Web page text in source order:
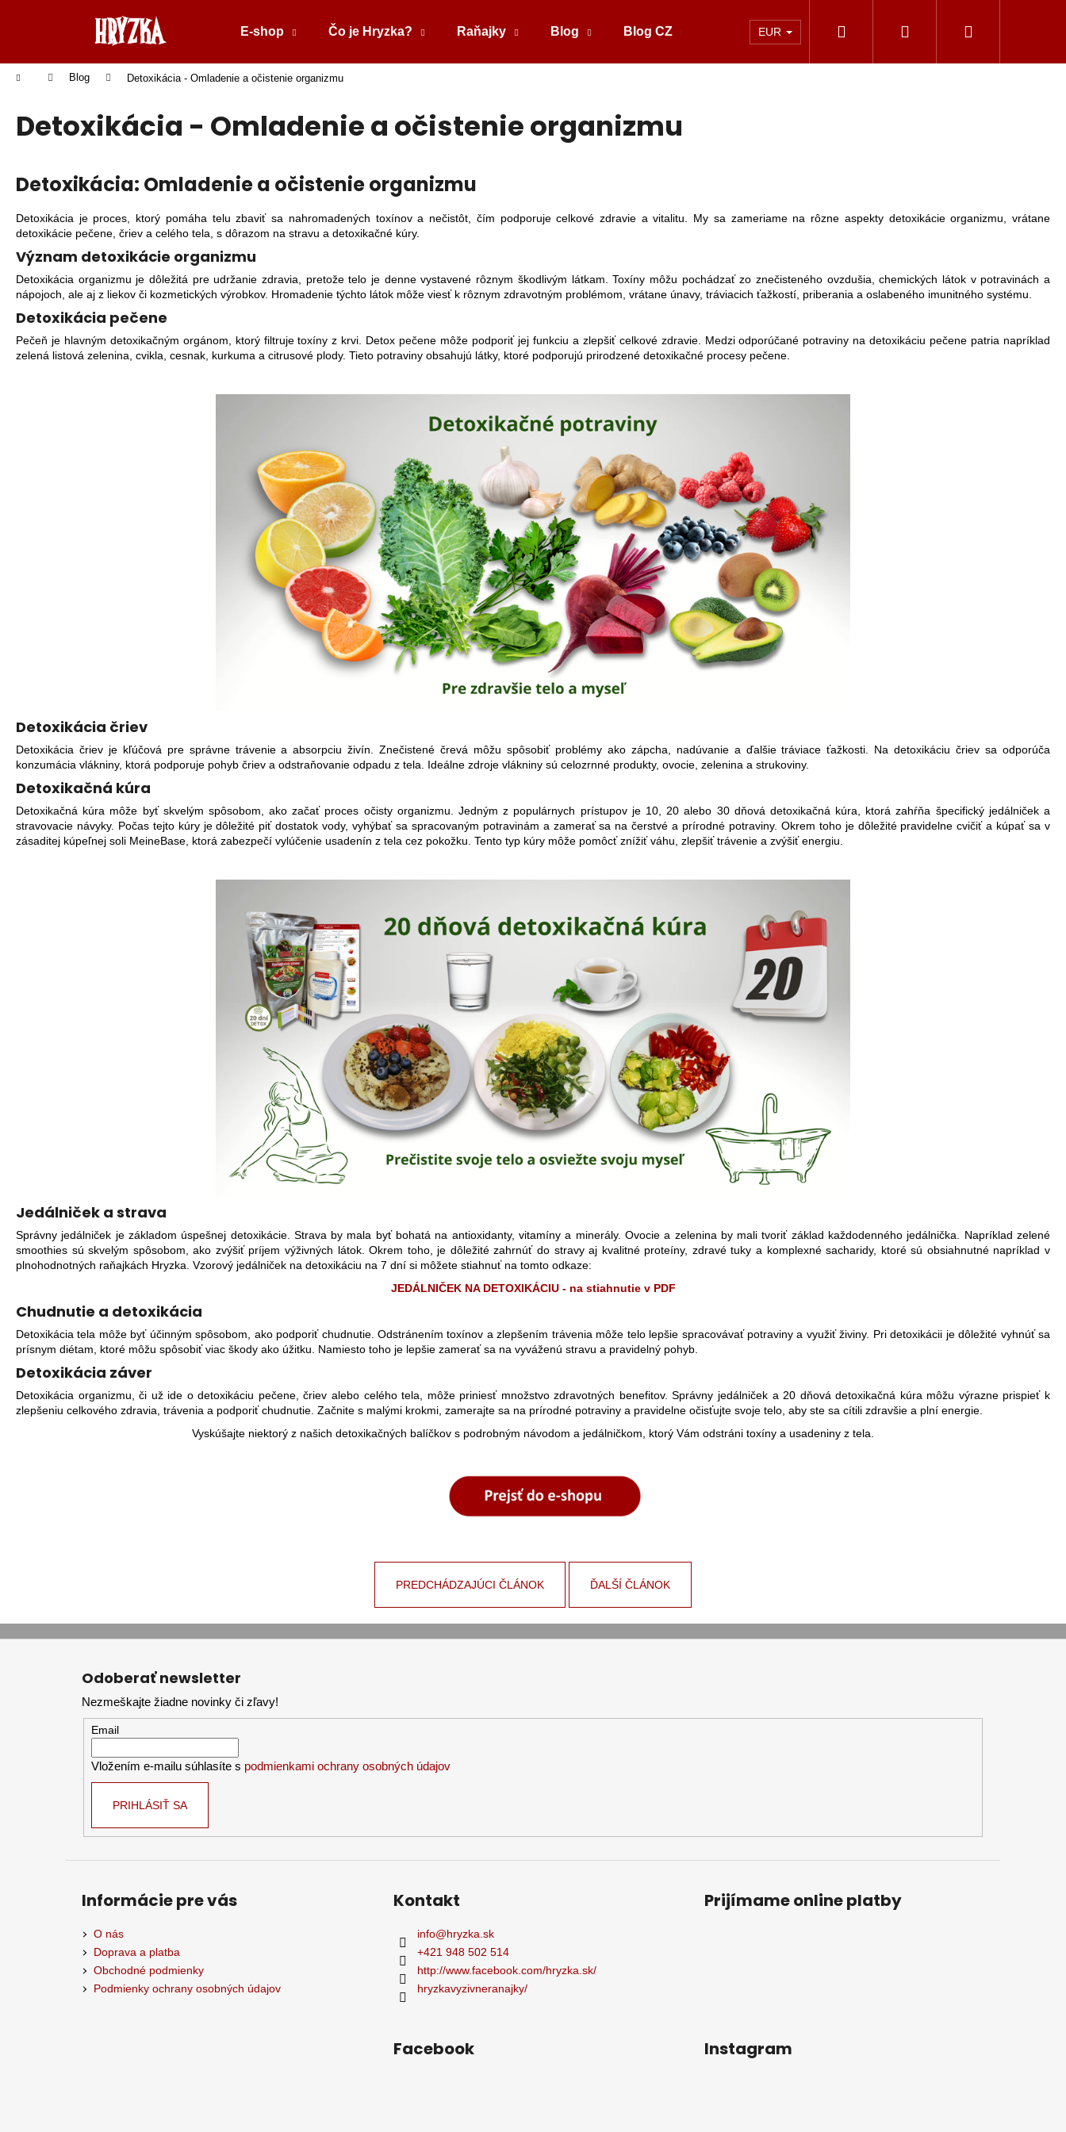
E-shop Čo je Hryzka? Raňajky Blog Blog CZ KontaktEUR Hľadať PrihlásenieNákupný
Domov Blog Detoxikácia - Omladenie a očistenie organizmu
Detoxikácia - Omladenie a očistenie organizmu
Detoxikácia: Omladenie a očistenie organizmu
Detoxikácia je proces, ktorý pomáha telu zbaviť sa nahromadených toxínov a nečistôt, čím podporuje celkové zdravie a vitalitu. My sa zameriame na rôzne aspekty detoxikácie organizmu, vrátane
detoxikácie pečene, čriev a celého tela, s dôrazom na stravu a detoxikačné kúry.
Význam detoxikácie organizmu
Detoxikácia organizmu je dôležitá pre udržanie zdravia, pretože telo je denne vystavené rôznym škodlivým látkam. Toxíny môžu pochádzať zo znečisteného ovzdušia, chemických látok v potravinách a
nápojoch, ale aj z liekov či kozmetických výrobkov. Hromadenie týchto látok môže viesť k rôznym zdravotným problémom, vrátane únavy, tráviacich ťažkostí, priberania a oslabeného imunitného systému.
Detoxikácia pečene
Pečeň je hlavným detoxikačným orgánom, ktorý filtruje toxíny z krvi. Detox pečene môže podporiť jej funkciu a zlepšiť celkové zdravie. Medzi odporúčané potraviny na detoxikáciu pečene patria napríklad
zelená listová zelenina, cvikla, cesnak, kurkuma a citrusové plody. Tieto potraviny obsahujú látky, ktoré podporujú prirodzené detoxikačné procesy pečene.
Detoxikácia čriev
Detoxikácia čriev je kľúčová pre správne trávenie a absorpciu živín. Znečistené črevá môžu spôsobiť problémy ako zápcha, nadúvanie a ďalšie tráviace ťažkosti. Na detoxikáciu čriev sa odporúča
konzumácia vlákniny, ktorá podporuje pohyb čriev a odstraňovanie odpadu z tela. Ideálne zdroje vlákniny sú celozrnné produkty, ovocie, zelenina a strukoviny.
Detoxikačná kúra
Detoxikačná kúra môže byť skvelým spôsobom, ako začať proces očisty organizmu. Jedným z populárnych prístupov je 10, 20 alebo 30 dňová detoxikačná kúra, ktorá zahŕňa špecifický jedálniček a
stravovacie návyky. Počas tejto kúry je dôležité piť dostatok vody, vyhýbať sa spracovaným potravinám a zamerať sa na čerstvé a prírodné potraviny. Okrem toho je dôležité pravidelne cvičiť a kúpať sa v
zásaditej kúpeľnej soli MeineBase, ktorá zabezpečí vylúčenie usadenín z tela cez pokožku. Tento typ kúry môže pomôcť znížiť váhu, zlepšiť trávenie a zvýšiť energiu.
Jedálniček a strava
Správny jedálniček je základom úspešnej detoxikácie. Strava by mala byť bohatá na antioxidanty, vitamíny a minerály. Ovocie a zelenina by mali tvoriť základ každodenného jedálnička. Napríklad zelené
smoothies sú skvelým spôsobom, ako zvýšiť príjem výživných látok. Okrem toho, je dôležité zahrnúť do stravy aj kvalitné proteíny, zdravé tuky a komplexné sacharidy, ktoré sú obsiahnutné napríklad v
plnohodnotných raňajkách Hryzka. Vzorový jedálniček na detoxikáciu na 7 dní si môžete stiahnuť na tomto odkaze:
JEDÁLNIČEK NA DETOXIKÁCIU - na stiahnutie v PDF
Chudnutie a detoxikácia
Detoxikácia tela môže byť účinným spôsobom, ako podporiť chudnutie. Odstránením toxínov a zlepšením trávenia môže telo lepšie spracovávať potraviny a využiť živiny. Pri detoxikácii je dôležité vyhnúť sa
prísnym diétam, ktoré môžu spôsobiť viac škody ako úžitku. Namiesto toho je lepšie zamerať sa na vyváženú stravu a pravidelný pohyb.
Detoxikácia záver
Detoxikácia organizmu, či už ide o detoxikáciu pečene, čriev alebo celého tela, môže priniesť množstvo zdravotných benefitov. Správny jedálniček a 20 dňová detoxikačná kúra môžu výrazne prispieť k
zlepšeniu celkového zdravia, trávenia a podporiť chudnutie. Začnite s malými krokmi, zamerajte sa na prírodné potraviny a pravidelne očisťujte svoje telo, aby ste sa cítili zdravšie a plní energie.
Vyskúšajte niektorý z našich detoxikačných balíčkov s podrobným návodom a jedálničkom, ktorý Vám odstráni toxíny a usadeniny z tela.
PREDCHÁDZAJÚCI ČLÁNOK ĎALŠÍ ČLÁNOK
K
do
do
Odporúčame
HRYZKA - ŽIVÉ RAŇAJKY 450 G
SOĽ - ZÁSADITÁ KÚPEĽNÁ SOĽ
MEINEBASE 2750 G
KNIHA - NOVÁ ČÍNSKA ŠTÚDIA - T.
COLIN CAMPBELL, PH.D., T.
€33,60
Z
Odoberať newsletter
Nezmeškajte žiadne novinky či zľavy!
Email
Vložením e-mailu súhlasíte s podmienkami ochrany osobných údajov
PRIHLÁSIŤ SA
Informácie pre vás
O nás
Doprava a platba
Obchodné podmienky
Podmienky ochrany osobných údajov
Kontakt
info@hryzka.sk
+421 948 502 514
http://www.facebook.com/hryzka.sk/
hryzkavyzivneranajky/
Prijímame online platby
Facebook Instagram